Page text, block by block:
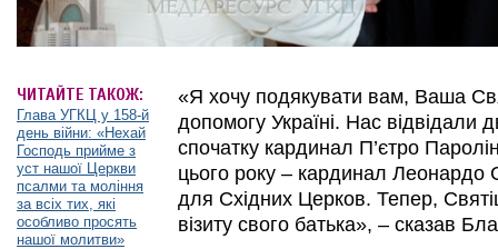
ЧИТАЙТЕ ТАКОЖ:
Глава УГКЦ у 158-й
день війни: «Нехай
Господь прийме з
уст нашої Церкви
псалми та моління
за всіх тих, які
особливо просять
нашої молитви»
«Я хочу подякувати вам, Ваша
допомогу Україні. Нас відвідали
спочатку кардинал П’єтро
цього року – кардинал Леонардо
для Східних Церков. Тепер,
візиту свого батька», ‒ сказав